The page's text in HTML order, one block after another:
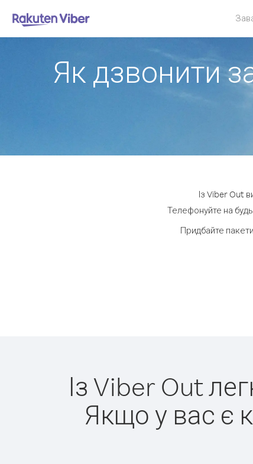
Як дзвонити
Із Viber Out
Телефонуйте на
Придбайте
Із Viber Out
Якщо у вас є